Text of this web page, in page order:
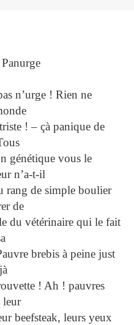
n’urge ! Rien ne
triste !– çà panique de
génétique vous le
n’a-t-il
rang de simple boulier
de
du vétérinaire qui le fait
brebis à peine just
! Ah ! pauvres
leur
beefsteak, leurs yeux